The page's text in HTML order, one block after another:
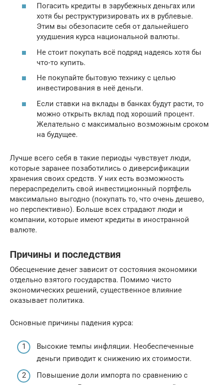
Погасить кредиты в зарубежных деньгах или
хотя бы реструктуризировать их в рублевые.
Этим вы обезопасите себя от дальнейшего
ухудшения курса национальной валюты.
Не стоит покупать всё подряд надеясь хотя бы
что-то купить.
Не покупайте бытовую технику с целью
инвестирования в неё деньги.
Если ставки на вклады в банках будут расти, то
можно открыть вклад под хороший процент.
Желательно с максимально возможным сроком
на будущее.
Лучше всего себя в такие периоды чувствует люди,
которые заранее позаботились о диверсификации
хранения своих средств. У них есть возможность
перераспределить свой инвестиционный портфель
максимально выгодно (покупать то, что очень дешево,
но перспективно). Больше всех страдают люди и
компании, которые имеют кредиты в иностранной
валюте.
Причины и последствия
Обесценение денег зависит от состояния экономики
отдельно взятого государства. Помимо чисто
экономических решений, существенное влияние
оказывает политика.
Основные причины падения курса:
Высокие темпы инфляции. Необеспеченные
деньги приводит к снижению их стоимости.
Повышение доли импорта по сравнению с